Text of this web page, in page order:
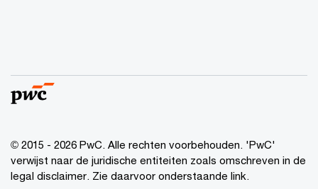
© 2015 - 2026 PwC. Alle rechten voorbehouden. 'PwC'
verwijst naar de juridische entiteiten zoals omschreven in de
legal disclaimer. Zie daarvoor onderstaande link.